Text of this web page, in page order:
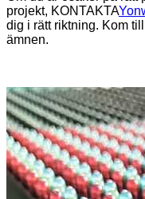
projekt, KONTAKTA
dig i rätt riktning. Kom
ämnen.